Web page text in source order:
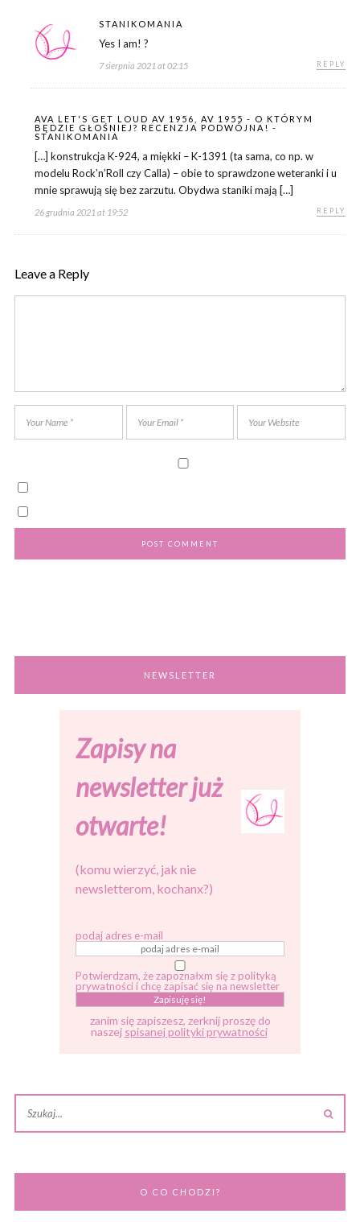
STANIKOMANIA
Yes I am! ?
7 sierpnia 2021 at 02:15 REPLY
AVA LET'S GET LOUD AV 1956, AV 1955 - O KTÓRYM
BĘDZIE GŁOŚNIEJ? RECENZJA PODWÓJNA! -
STANIKOMANIA
[…] konstrukcja K-924, a miękki – K-1391 (ta sama, co np. w
modelu Rock’n’Roll czy Calla) – obie to sprawdzone weteranki i u
mnie sprawują się bez zarzutu. Obydwa staniki mają […]
26 grudnia 2021 at 19:52 REPLY
Leave a Reply
NEWSLETTER
Zapisy na
newsletter już
otwarte!
(komu wierzyć, jak nie
newsletterom, kochanx?)
podaj adres e-mail
Potwierdzam, że zapoznałxm się z polityką
prywatności i chcę zapisać się na newsletter
zanim się zapiszesz, zerknij proszę do
naszej spisanej polityki prywatności
O CO CHODZI?